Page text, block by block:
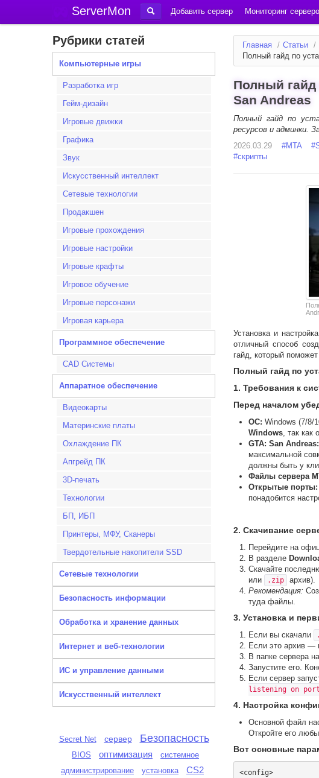
ServerMon Добавить сервер Мониторинг
Рубрики статей
Компьютерные игры
Разработка игр
Гейм-дизайн
Игровые движки
Графика
Звук
Искусственный интеллект
Сетевые технологии
Продакшен
Игровые прохождения
Игровые настройки
Игровые крафты
Игровое обучение
Игровые персонажи
Игровая карьера
Программное обеспечение
CAD Системы
Аппаратное обеспечение
Видеокарты
Материнские платы
Охлаждение ПК
Апгрейд ПК
3D-печать
Технологии
БП, ИБП
Принтеры, МФУ, Сканеры
Твердотельные накопители SSD
Сетевые технологии
Безопасность информации
Обработка и хранение данных
Интернет и веб-технологии
ИС и управление данными
Искусственный интеллект
Secret Net сервер Безопасность
BIOS оптимизация
системное
администрирование
установка CS2
Главная / Статьи /
Полный гайд по
Полный гайд
San Andreas
Полный гайд по
ресурсов и админки.
2026.03.29
#MTA #
#скрипты
Установка и
отличный способ
гайд, который
Полный гайд по
1. Требования к
Перед началом
ОС: Windows (7/8/
Windows, так как
GTA: San Andreas:
максимальной
должны быть у
Файлы сервера
Открытые порты:
понадобится
2. Скачивание
Перейдите на
В разделе
Скачайте
или
.zip
архив).
Рекомендация:
туда файлы.
3. Установка и
Если вы скачали
Если это архив —
В папке сервера
Запустите его.
Если сервер
listening on port
4. Настройка
Основной файл
Откройте его
Вот основные
<config>